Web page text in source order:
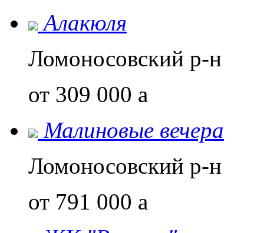
Алакюля
Ломоносовский р-н
от 309 000 a
Малиновые вечера
Ломоносовский р-н
от 791 000 a